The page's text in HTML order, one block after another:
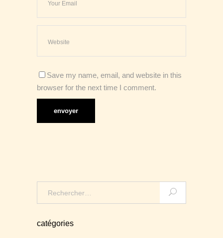
Save my name, email, and website in this
browser for the next time I comment.
catégories